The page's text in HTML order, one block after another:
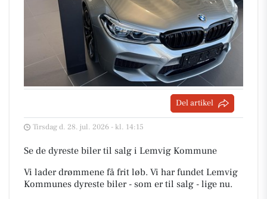
Del artikel
Tirsdag d. 28. jul. 2026 - kl. 14:15
Se de dyreste biler til salg i Lemvig Kommune
Vi lader drømmene få frit løb. Vi har fundet Lemvig
Kommunes dyreste biler - som er til salg - lige nu.